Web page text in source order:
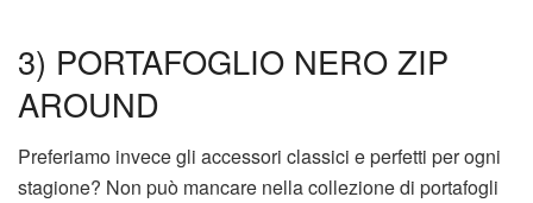
3) PORTAFOGLIO NERO ZIP
AROUND
Preferiamo invece gli accessori classici e perfetti per ogni
stagione? Non può mancare nella collezione di portafogli